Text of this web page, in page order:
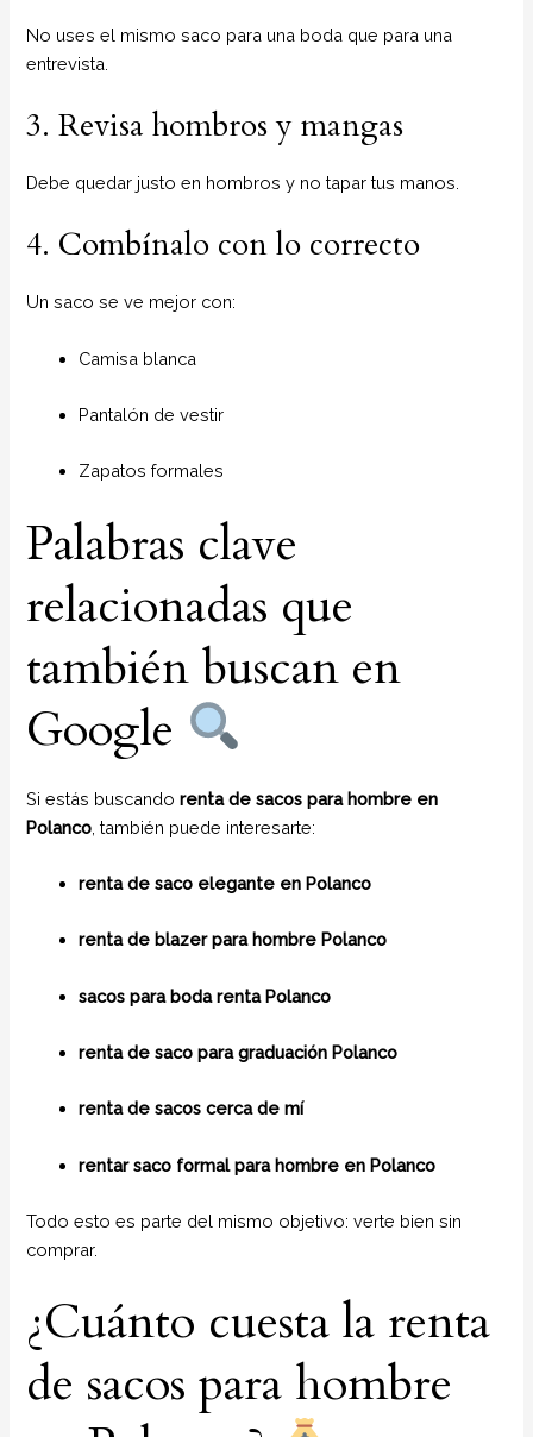
No uses el mismo saco para una boda que para una
entrevista.
3. Revisa hombros y mangas
Debe quedar justo en hombros y no tapar tus manos.
4. Combínalo con lo correcto
Un saco se ve mejor con:
Camisa blanca
Pantalón de vestir
Zapatos formales
Palabras clave
relacionadas que
también buscan en
Google
Si estás buscandorenta de sacos para hombre en
Polanco , también puede interesarte:
renta de saco elegante en Polanco
renta de blazer para hombre Polanco
sacos para boda renta Polanco
renta de saco para graduación Polanco
renta de sacos cerca de mí
rentar saco formal para hombre en Polanco
Todo esto es parte del mismo objetivo: verte bien sin
comprar.
¿Cuánto cuesta la renta
de sacos para hombre